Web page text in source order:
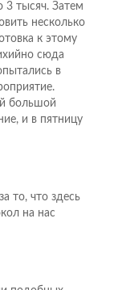
3 тысяч. Затем
несколько
к этому
сюда
в
большой
и в пятницу
то, что здесь
на нас